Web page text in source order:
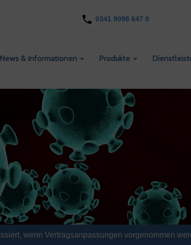
0341 9098 647 0
News & Informationen Produkte
wenn Vertragsanpassungen vorgenommen